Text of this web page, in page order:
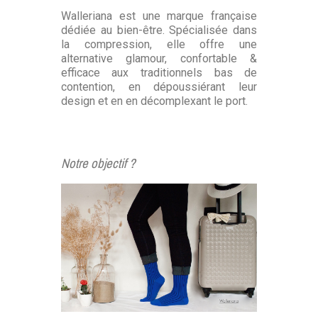
Walleriana est une marque française
dédiée au bien-être. Spécialisée dans
la compression, elle offre une
alternative glamour, confortable &
efficace aux traditionnels bas de
contention, en dépoussiérant leur
design et en en décomplexant le port.
Notre objectif ?